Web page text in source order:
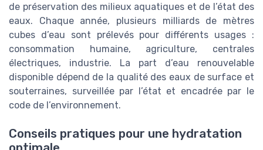
de préservation des milieux aquatiques et de l’état des
eaux. Chaque année, plusieurs milliards de mètres
cubes d’eau sont prélevés pour différents usages :
consommation humaine, agriculture, centrales
électriques, industrie. La part d’eau renouvelable
disponible dépend de la qualité des eaux de surface et
souterraines, surveillée par l’état et encadrée par le
code de l’environnement.
Conseils pratiques pour une hydratation